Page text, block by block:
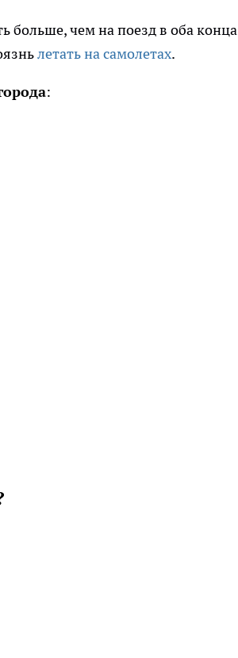
больше, чем на поезд в оба конца
летать на самолетах.
: